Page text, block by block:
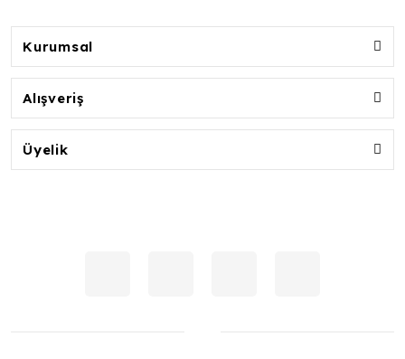
Kurumsal
Alışveriş
Üyelik